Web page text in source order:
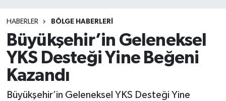
HABERLER BÖLGE HABERLERI
Büyükşehir’in Geleneksel
YKS Desteği Yine Beğeni
Kazandı
Büyükşehir’in Geleneksel YKS Desteği Yine
Tüm Manşetler
Son Dakika Haberleri